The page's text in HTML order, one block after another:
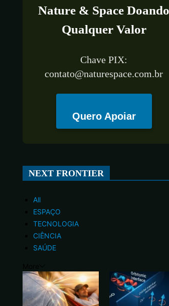
Nature & Space Doando
Qualquer Valor
Chave PIX:
contato@naturespace.com.br
Quero Apoiar
NEXT FRONTIER
All
ESPAÇO
TECNOLOGIA
CIÊNCIA
SAÚDE